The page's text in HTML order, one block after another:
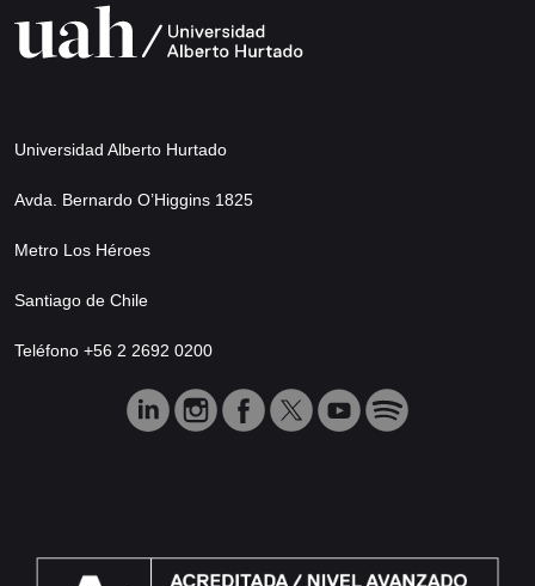
Universidad Alberto Hurtado
Avda. Bernardo O’Higgins 1825
Metro Los Héroes
Santiago de Chile
Teléfono +56 2 2692 0200